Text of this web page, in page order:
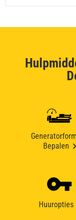
Bepalen
Huuropties